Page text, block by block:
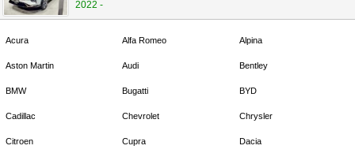
2022 -
Acura Alfa Romeo Alpina
Aston Martin Audi Bentley
BMW Bugatti BYD
Cadillac Chevrolet Chrysler
Citroen Cupra Dacia